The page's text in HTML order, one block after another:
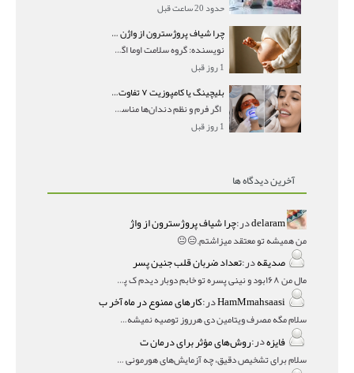
حدود 20 ساعت قبل
چرا شیاف پروژسترون از واژن بیرون می‌ریزد؟ میزان جذب و زمان صحیح مصرف
نویسنده: گروه سلامت اوما اگر بعد از گذاشتن شیاف پر
1 روز قبل
بلیچینگ یا کامپوزیت ۷ تفاوت مهم برای انتخاب درست
اگر فرم و نظم دندان‌ها مناسب است و مشکل
1 روز قبل
آخرین دیدگاه ها
delaramدر:چرا شیاف پروژسترون از واژ
من همیشه تو معتقد میزاشتم,,😑😐
صدیقهدر:تعداد ضربان قلب جنین پسر
مال من ۱۶۸بود و نینی پسره تو خابم دوبار دیدم ک پسره
HamMmahsaasiدر:کارهای ممنوع در ماه آخر ب
سلام مگه مصرف ویتامین دی هرروز توصیه نمیشه؟درمقاله میگه
فایزهدر:روش‌های مؤثر برای درمان ت
سلام برای تشخیص دقیق، چه آزمایش‌های هورمونی و چه سونوگر